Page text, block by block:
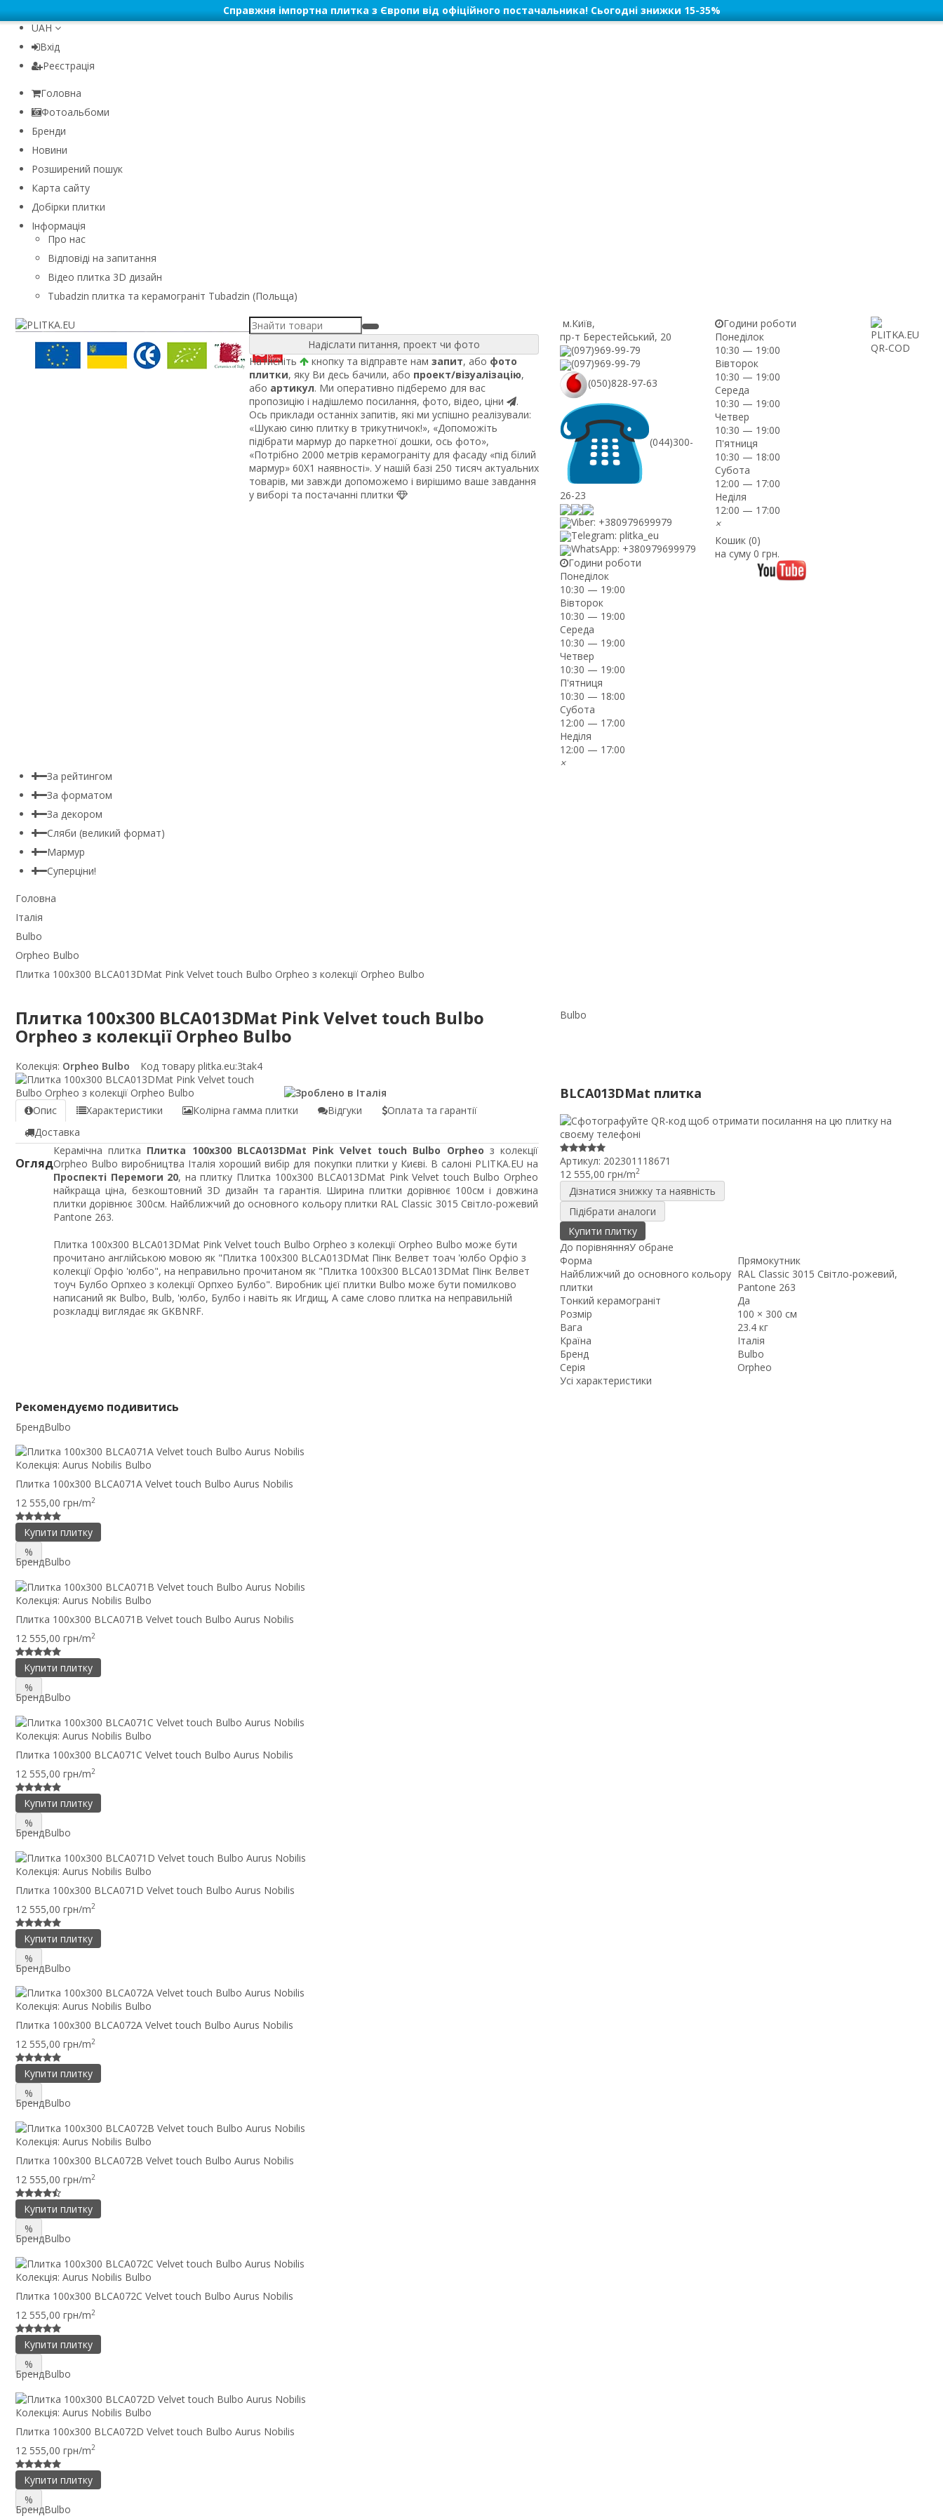
Справжня імпортна плитка з Європи від офіційного постачальника! Сьогодні знижки 15-35%
UAH
Вхід
Реєстрація
Головна
Фотоальбоми
Бренди
Новини
Розширений пошук
Карта сайту
Добірки плитки
Інформація
Про нас
Відповіді на запитання
Відео плитка 3D дизайн
Tubadzin плитка та керамограніт Tubadzin (Польща)
Надіслати питання, проект чи фото
Натисніть
кнопку та відправте нам запит, або фото
плитки, яку Ви десь бачили, або проект/візуалізацію,
або артикул. Ми оперативно підберемо для вас
пропозицію і надішлемо посилання, фото, відео, ціни
.
Ось приклади останніх запитів, які ми успішно реалізували:
«Шукаю синю плитку в трикутничок!», «Допоможіть
підібрати мармур до паркетної дошки, ось фото»,
«Потрібно 2000 метрів керамограніту для фасаду «під білий
мармур» 60Х1 наявності». У нашій базі 250 тисяч актуальних
товарів, ми завжди допоможемо і вирішимо ваше завдання
у виборі та постачанні плитки
м.Київ,
пр-т Берестейський, 20
(097)969-99-79
(097)969-99-79
(050)828-97-63
(044)300-
26-23
Viber: +380979699979
Telegram: plitka_eu
WhatsApp: +380979699979
Години роботи
Понеділок
10:30 — 19:00
Вівторок
10:30 — 19:00
Середа
10:30 — 19:00
Четвер
10:30 — 19:00
П'ятниця
10:30 — 18:00
Субота
12:00 — 17:00
Неділя
12:00 — 17:00
×
Години роботи
Понеділок
10:30 — 19:00
Вівторок
10:30 — 19:00
Середа
10:30 — 19:00
Четвер
10:30 — 19:00
П'ятниця
10:30 — 18:00
Субота
12:00 — 17:00
Неділя
12:00 — 17:00
×
Кошик (0)
на суму0 грн.
За рейтингом
За форматом
За декором
Сляби (великий формат)
Мармур
Суперціни!
Головна
Італія
Bulbo
Orpheo Bulbo
Плитка 100x300 BLCA013DMat Pink Velvet touch Bulbo Orpheo з колекції Orpheo Bulbo
Плитка 100x300 BLCA013DMat Pink Velvet touch Bulbo
Orpheo з колекції Orpheo Bulbo
Bulbo
Колекція: Orpheo Bulbo Код товару plitka.eu:3tak4
Опис Характеристики Колірна гамма плитки Відгуки
Оплата та гарантії
Доставка
Огляд
Керамічна плитка Плитка 100x300 BLCA013DMat Pink Velvet touch Bulbo Orpheo з колекції
Orpheo Bulbo виробництва Італія хороший вибір для покупки плитки у Києві. В салоні PLITKA.EU на
Проспекті Перемоги 20, на плитку Плитка 100x300 BLCA013DMat Pink Velvet touch Bulbo Orpheo
найкраща ціна, безкоштовний 3D дизайн та гарантія. Ширина плитки дорівнює 100см і довжина
плитки дорівнює 300см. Найближчий до основного кольору плитки RAL Classic 3015 Світло-рожевий
Pantone 263.
Плитка 100x300 BLCA013DMat Pink Velvet touch Bulbo Orpheo з колекції Orpheo Bulbo може бути
прочитано англійською мовою як "Плитка 100x300 BLCA013DMat Пінк Велвет тоач 'юлбо Орфіо з
колекції Орфіо 'юлбо", на неправильно прочитаном як "Плитка 100x300 BLCA013DMat Пінк Велвет
тоуч Булбо Орпхео з колекції Орпхео Булбо". Виробник цієї плитки Bulbo може бути помилково
написаний як Bulbo, Bulb, 'юлбо, Булбо і навіть як Игдищ, А саме слово плитка на неправильній
розкладці виглядає як GKBNRF.
BLCA013DMat плитка
Артикул: 202301118671
12 555,00 грн/m2
Дізнатися знижку та наявність
Підібрати аналоги
Купити плитку
До порівнянняУ обране
Форма
Прямокутник
Найближчий до основного кольору
плитки
RAL Classic 3015 Світло-рожевий,
Pantone 263
Тонкий керамограніт
Да
Розмір
100 × 300 см
Вага
23.4 кг
Країна
Італія
Бренд
Bulbo
Серія
Orpheo
Усі характеристики
Рекомендуємо подивитись
БрендBulbo
Колекція: Aurus Nobilis Bulbo
Плитка 100x300 BLCA071A Velvet touch Bulbo Aurus Nobilis
12 555,00 грн/m2
Купити плитку
%
БрендBulbo
Колекція: Aurus Nobilis Bulbo
Плитка 100x300 BLCA071B Velvet touch Bulbo Aurus Nobilis
12 555,00 грн/m2
Купити плитку
%
БрендBulbo
Колекція: Aurus Nobilis Bulbo
Плитка 100x300 BLCA071C Velvet touch Bulbo Aurus Nobilis
12 555,00 грн/m2
Купити плитку
%
БрендBulbo
Колекція: Aurus Nobilis Bulbo
Плитка 100x300 BLCA071D Velvet touch Bulbo Aurus Nobilis
12 555,00 грн/m2
Купити плитку
%
БрендBulbo
Колекція: Aurus Nobilis Bulbo
Плитка 100x300 BLCA072A Velvet touch Bulbo Aurus Nobilis
12 555,00 грн/m2
Купити плитку
%
БрендBulbo
Колекція: Aurus Nobilis Bulbo
Плитка 100x300 BLCA072B Velvet touch Bulbo Aurus Nobilis
12 555,00 грн/m2
Купити плитку
%
БрендBulbo
Колекція: Aurus Nobilis Bulbo
Плитка 100x300 BLCA072C Velvet touch Bulbo Aurus Nobilis
12 555,00 грн/m2
Купити плитку
%
БрендBulbo
Колекція: Aurus Nobilis Bulbo
Плитка 100x300 BLCA072D Velvet touch Bulbo Aurus Nobilis
12 555,00 грн/m2
Купити плитку
%
БрендBulbo